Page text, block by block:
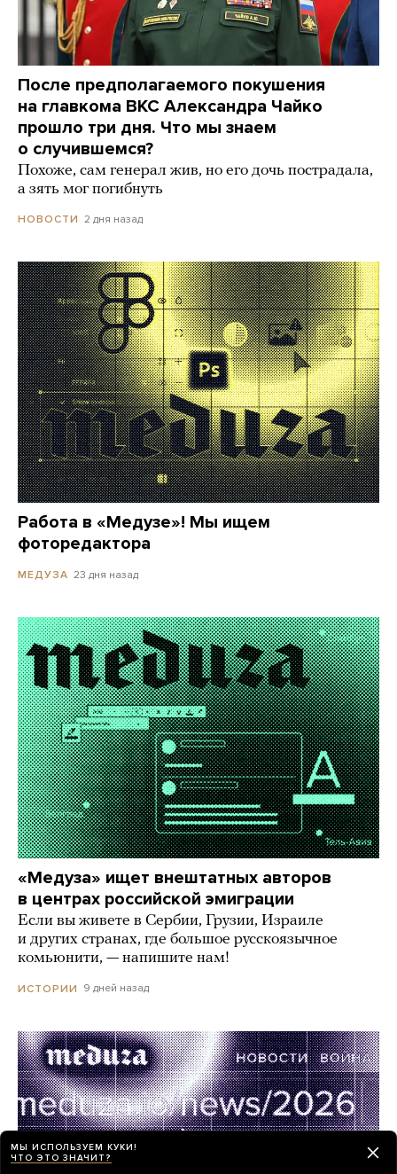
После предполагаемого покушения
на главкома ВКС Александра Чайко
прошло три дня. Что мы знаем
о случившемся?
Похоже, сам генерал жив, но его дочь пострадала,
а зять мог погибнуть
НОВОСТИ 2 дня назад
Работа в «Медузе»! Мы ищем
фоторедактора
МЕДУЗА 23 дня назад
«Медуза» ищет внештатных авторов
в центрах российской эмиграции
Если вы живете в Сербии, Грузии, Израиле
и других странах, где большое русскоязычное
комьюнити, — напишите нам!
ИСТОРИИ 9 дней назад
МЫ ИСПОЛЬЗУЕМ КУКИ!
ЧТО ЭТО ЗНАЧИТ?